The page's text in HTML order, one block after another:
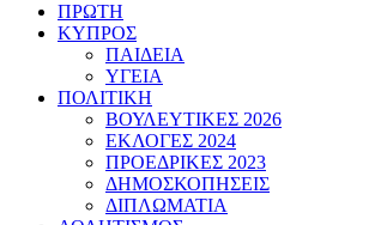
ΠΡΩΤΗ
ΚΥΠΡΟΣ
ΠΑΙΔΕΙΑ
ΥΓΕΙΑ
ΠΟΛΙΤΙΚΗ
ΒΟΥΛΕΥΤΙΚΕΣ 2026
ΕΚΛΟΓΕΣ 2024
ΠΡΟΕΔΡΙΚΕΣ 2023
ΔΗΜΟΣΚΟΠΗΣΕΙΣ
ΔΙΠΛΩΜΑΤΙΑ